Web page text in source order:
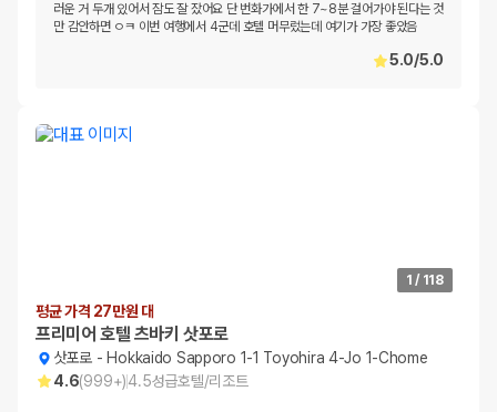
러운 거 두개 있어서 잠도 잘 잤어요 단 번화가에서 한 7~8분 걸어가야 된다는 것
만 감안하면 ㅇㅋ 이번 여행에서 4군데 호텔 머무렀는데 여기가 가장 좋았음
5.0/5.0
1 / 118
평균 가격 27만원 대
프리미어 호텔 츠바키 삿포로
삿포로 - Hokkaido Sapporo 1-1 Toyohira 4-Jo 1-Chome
4.6(999+)4.5성급호텔/리조트